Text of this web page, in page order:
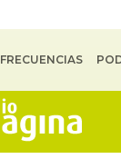
FRECUENCIAS